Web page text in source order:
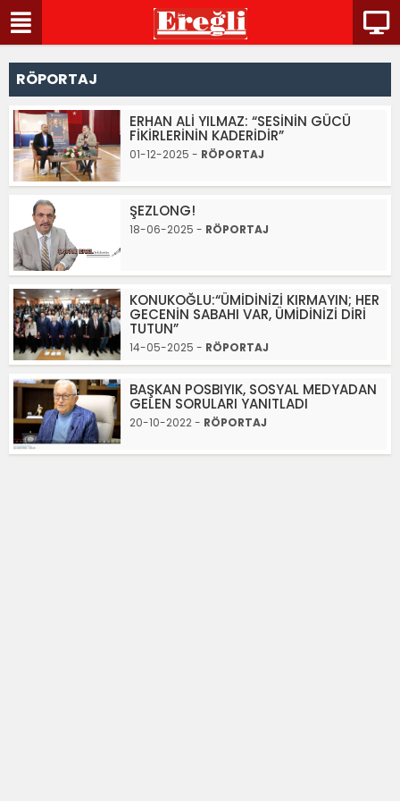
RÖPORTAJ
ERHAN ALİ YILMAZ: “SESİNİN GÜCÜ
FİKİRLERİNİN KADERİDİR”
01-12-2025 - RÖPORTAJ
ŞEZLONG!
18-06-2025 - RÖPORTAJ
KONUKOĞLU:“ÜMİDİNİZİ KIRMAYIN; HER
GECENİN SABAHI VAR, ÜMİDİNİZİ DİRİ
TUTUN”
14-05-2025 - RÖPORTAJ
BAŞKAN POSBIYIK, SOSYAL MEDYADAN
GELEN SORULARI YANITLADI
20-10-2022 - RÖPORTAJ